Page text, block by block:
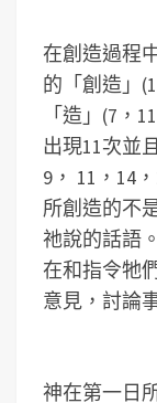
在創造過程
的「創造」
「造」(7，
出現11次並
9， 11，14
所創造的不
祂說的話語
在和指令牠
意見，討論
神在第一日